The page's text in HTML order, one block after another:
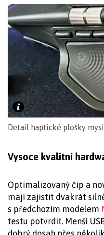
Detail haptické plošky
Vysoce kvalitní
Optimalizovaný čip a
mají zajistit dvakrát
s předchozím modelem
testu potvrdit. Menší